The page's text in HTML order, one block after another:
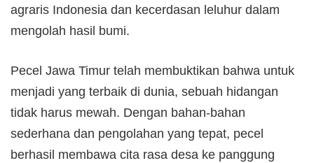
agraris Indonesia dan kecerdasan leluhur dalam
mengolah hasil bumi.
Pecel Jawa Timur telah membuktikan bahwa untuk
menjadi yang terbaik di dunia, sebuah hidangan
tidak harus mewah. Dengan bahan-bahan
sederhana dan pengolahan yang tepat, pecel
berhasil membawa cita rasa desa ke panggung